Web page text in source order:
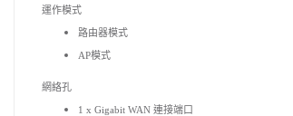
運作模式
路由器模式
AP模式
網絡孔
1 x Gigabit WAN 連接端口